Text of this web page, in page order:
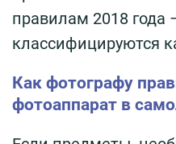
правилам 2018 года
классифицируются
Как фотографу
фотоаппарат в